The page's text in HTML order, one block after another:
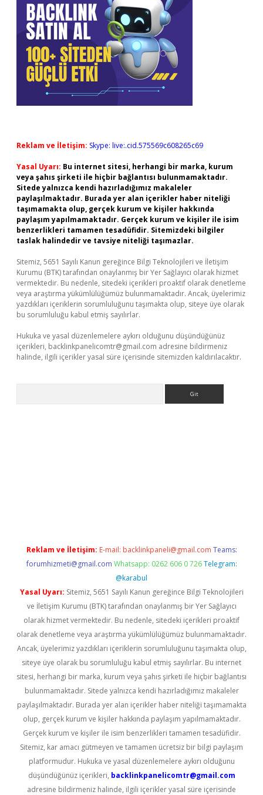
Reklam ve İletişim: Skype: live:.cid.575569c608265c69
Yasal Uyarı: Bu internet sitesi, herhangi bir marka, kurum
veya şahıs şirketi ile hiçbir bağlantısı bulunmamaktadır.
Sitede yalnızca kendi hazırladığımız makaleler
paylaşılmaktadır. Burada yer alan içerikler haber niteliği
taşımamakta olup, gerçek kurum ve kişiler hakkında
paylaşım yapılmamaktadır. Gerçek kurum ve kişiler ile isim
benzerlikleri tamamen tesadüfidir. Sitemizdeki bilgiler
taslak halindedir ve tavsiye niteliği taşımazlar.
Sitemiz, 5651 Sayılı Kanun gereğince Bilgi Teknolojileri ve İletişim
Kurumu (BTK) tarafından onaylanmış bir Yer Sağlayıcı olarak hizmet
vermektedir. Bu nedenle, sitedeki içerikleri proaktif olarak denetleme
veya araştırma yükümlülüğümüz bulunmamaktadır. Ancak, üyelerimiz
yazdıkları içeriklerin sorumluluğunu taşımakta olup, siteye üye olarak
bu sorumluluğu kabul etmiş sayılırlar.
Hukuka ve yasal düzenlemelere aykırı olduğunu düşündüğünüz
içerikleri, backlinkpanelicomtr@gmail.com adresine bildirmeniz
halinde, ilgili içerikler yasal süre içerisinde sitemizden kaldırılacaktır.
Reklam ve İletişim: E-mail: backlinkpaneli@gmail.com Teams:
forumhizmeti@gmail.com Whatsapp: 0262 606 0 726 Telegram:
@karabul
Yasal Uyarı: Sitemiz, 5651 Sayılı Kanun gereğince Bilgi Teknolojileri
ve İletişim Kurumu (BTK) tarafından onaylanmış bir Yer Sağlayıcı
olarak hizmet vermektedir. Bu nedenle, sitedeki içerikleri proaktif
olarak denetleme veya araştırma yükümlülüğümüz bulunmamaktadır.
Ancak, üyelerimiz yazdıkları içeriklerin sorumluluğunu taşımakta olup,
siteye üye olarak bu sorumluluğu kabul etmiş sayılırlar. Bu internet
sitesi, herhangi bir marka, kurum veya şahıs şirketi ile hiçbir bağlantısı
bulunmamaktadır. Sitede yalnızca kendi hazırladığımız makaleler
paylaşılmaktadır. Burada yer alan içerikler haber niteliği taşımamakta
olup, gerçek kurum ve kişiler hakkında paylaşım yapılmamaktadır.
Gerçek kurum ve kişiler ile isim benzerlikleri tamamen tesadüfidir.
Sitemiz, kar amacı gütmeyen ve tamamen ücretsiz bir bilgi paylaşım
platformudur. Hukuka ve yasal düzenlemelere aykırı olduğunu
düşündüğünüz içerikleri, backlinkpanelicomtr@gmail.com
adresine bildirmeniz halinde, ilgili içerikler yasal süre içerisinde